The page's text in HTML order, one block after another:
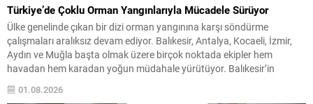
Türkiye’de Çoklu Orman Yangınlarıyla Mücadele Sürüyor
Ülke genelinde çıkan bir dizi orman yangınına karşı söndürme
çalışmaları aralıksız devam ediyor. Balıkesir, Antalya, Kocaeli, İzmir,
Aydın ve Muğla başta olmak üzere birçok noktada ekipler hem
havadan hem karadan yoğun müdahale yürütüyor. Balıkesir’in
Susurluk ilçesindeki Yıldız Mahallesi’nde başlayan yangın, ilk etapta
22 saat içinde büyük ölçüde kontrol altına alınsa...
01.08.2026